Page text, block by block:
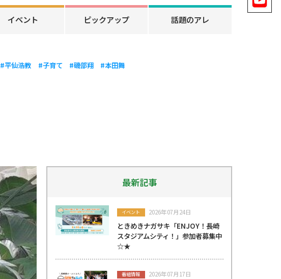
イベント ピックアップ 話題のアレ
#平仙浩教 #子育て #磯部翔 #本田舞
最新記事
イベント 2026年07月24日
ときめきナガサキ「ENJOY！長崎
スタジアムシティ！」参加者募集中
☆★
番組情報 2026年07月17日